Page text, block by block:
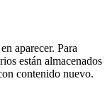
aparecer. Para
están almacenados
contenido nuevo.